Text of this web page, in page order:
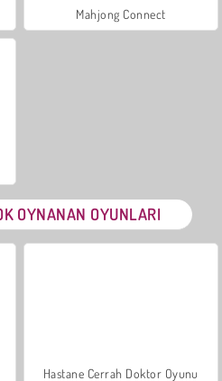
Mahjong Connect
OYNANAN OYUNLARI
Hastane Cerrah Doktor Oyunu